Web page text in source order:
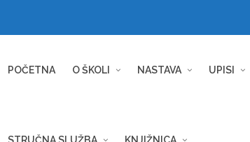
POČETNA O ŠKOLI NASTAVA UPISI